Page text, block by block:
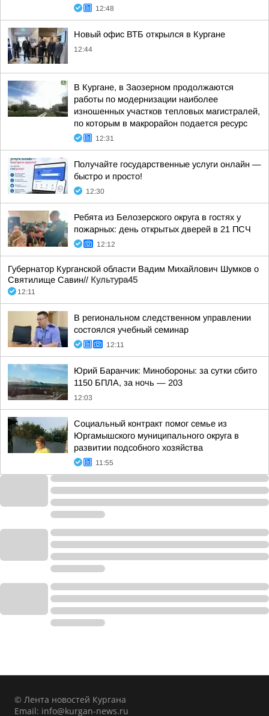
12:48
Новый офис ВТБ открылся в Кургане
12:44
В Кургане, в Заозерном продолжаются
работы по модернизации наиболее
изношенных участков тепловых магистралей,
по которым в макрорайон подается ресурс
12:31
Получайте государственные услуги онлайн —
быстро и просто!
12:30
Ребята из Белозерского округа в гостях у
пожарных: день открытых дверей в 21 ПСЧ
12:12
Губернатор Курганской области Вадим Михайлович Шумков о
Святилище Савин// Культура45
12:11
В региональном следственном управлении
состоялся учебный семинар
12:11
Юрий Баранчик: Минобороны: за сутки сбито
1150 БПЛА, за ночь — 203
12:03
Социальный контракт помог семье из
Юргамышского муниципального округа в
развитии подсобного хозяйства
11:55
© Лента новостей Кургана
Email: info@kurgan-news.ru